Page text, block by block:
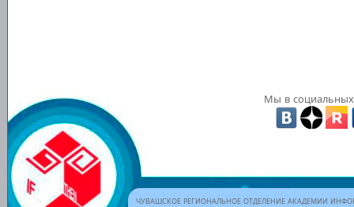
Мы в социальных
ЧУВАШСКОЕ РЕГИОНАЛЬНОЕ ОТДЕЛЕНИЕ АКАДЕМИИ